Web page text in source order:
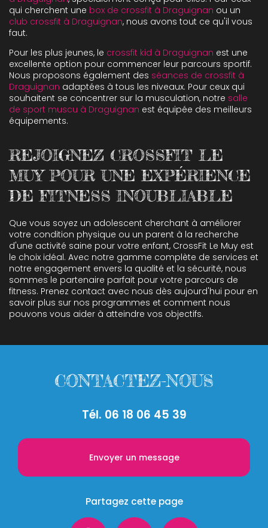
qui cherchent une box de crossfit à Draguignan ou un
club crossfit à Draguignan, nous avons tout ce qu'il vous
faut.
Pour les plus jeunes, le crossfit kid à Draguignan est une
excellente option pour commencer leur parcours sportif.
Nous proposons également des séances de crossfit à
Draguignan adaptées à tous les niveaux. Pour ceux qui
souhaitent se concentrer sur la musculation, notre salle
de sport muscu à Draguignan est équipée des meilleurs
équipements.
REJOIGNEZ CROSSFIT LE
MUY POUR UNE EXPÉRIENCE
DE FITNESS INOUBLIABLE
Que vous soyez un adolescent cherchant à améliorer
votre condition physique ou un parent à la recherche
d'une activité saine pour votre enfant, CrossFit Le Muy est
le choix idéal. Avec notre gamme complète de services et
notre engagement envers la qualité et la sécurité, nous
sommes le partenaire parfait pour votre parcours de
fitness. Prenez contact avec nous dès aujourd'hui pour en
savoir plus sur nos programmes et comment nous
pouvons vous aider à atteindre vos objectifs.
CONTACTEZ-NOUS
Tél. 06 18 06 45 39
Envoyer un message
Partagez cette page
Facebook